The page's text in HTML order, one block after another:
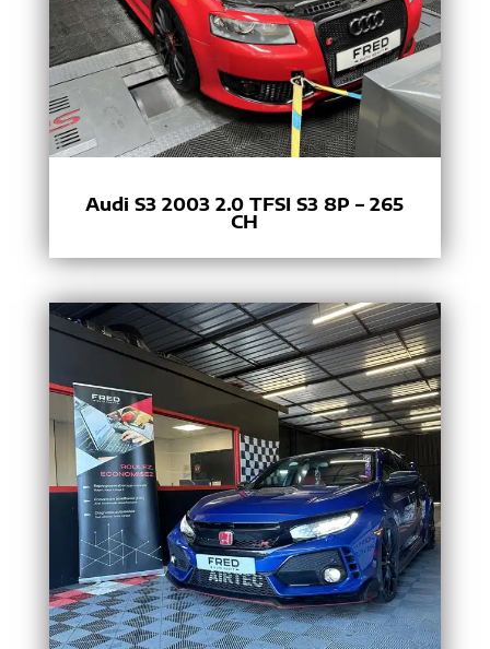
Audi S3 2003 2.0 TFSI S3 8P – 265
CH